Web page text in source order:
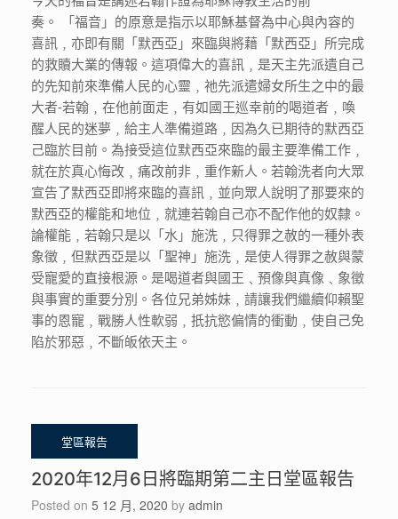
奏。 「福音」的原意是指示以耶穌基督為中心與內容的
喜訊﹐亦即有關「默西亞」來臨與將藉「默西亞」所完成
的救贖大業的傳報。這項偉大的喜訊﹐是天主先派遺自己
的先知前來準備人民的心靈﹐祂先派遣婦女所生之中的最
大者-若翰﹐在他前面走﹐有如國王巡幸前的喝道者﹐喚
醒人民的迷夢﹐給主人準備道路﹐因為久已期待的默西亞
己臨於目前。為接受這位默西亞來臨的最主要準備工作﹐
就在於真心悔改﹐痛改前非﹐重作新人。若翰洗者向大眾
宣告了默西亞即將來臨的喜訊﹐並向眾人說明了那要來的
默西亞的權能和地位﹐就連若翰自己亦不配作他的奴隸。
論權能﹐若翰只是以「水」施洗﹐只得罪之赦的一種外表
象徵﹐但默西亞是以「聖神」施洗﹐是使人得罪之赦與蒙
受寵愛的直接根源。是喝道者與國王﹑預像與真像﹑象徵
與事實的重要分別。各位兄弟姊妹﹐請讓我們繼續仰賴聖
事的恩寵﹐戰勝人性軟弱﹐扺抗慾偏情的衝動﹐使自己免
陷於邪惡﹐不斷皈依天主。
2020年12月6日將臨期第二主日堂區報告
Posted on 5 12 月, 2020 by admin